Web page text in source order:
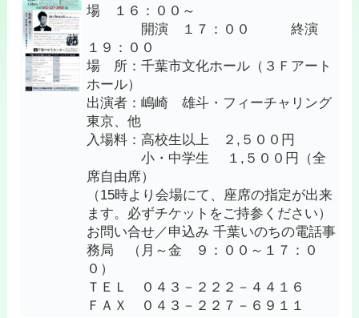
場 １６：００～
開演 １７：００ 終演
１９：００
場 所：千葉市文化ホール（３Ｆアート
ホール）
出演者：嶋崎 雄斗・フィーチャリング
東京、他
入場料：高校生以上 ２,５００円
小・中学生 １,５００円（全
席自由席）
（15時より会場にて、座席の指定が出来
ます。必ずチケットをご持参ください）
お問い合せ／申込み 千葉いのちの電話事
務局 （月～金 ９：００～１７：０
０）
ＴＥＬ ０４３－２２２－４４１６
ＦＡＸ ０４３－２２７－６９１１